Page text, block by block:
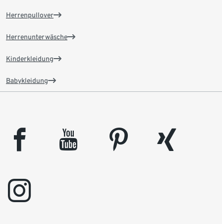
Herrenpullover
Herrenunterwäsche
Kinderkleidung
Babykleidung
facebook youtube pinterest
xing
instagram